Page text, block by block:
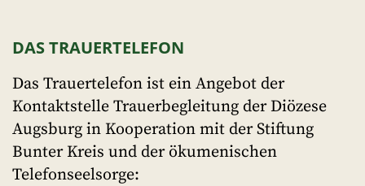
DAS TRAUERTELEFON
Das Trauertelefon ist ein Angebot der
Kontaktstelle Trauerbegleitung der Diözese
Augsburg in Kooperation mit der Stiftung
Bunter Kreis und der ökumenischen
Telefonseelsorge: